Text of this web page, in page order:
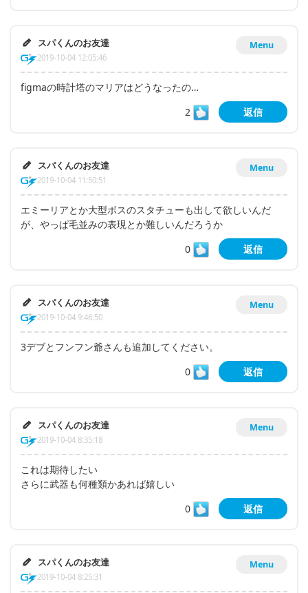
Menu
スパくんのお友達
2019-10-04 12:05:46
figmaの時計塔のマリアはどうなったの…
2
返信
Menu
スパくんのお友達
2019-10-04 11:50:51
エミーリアとか大型ボスのスタチューも出して欲しいんだ
が、やっぱ毛並みの表現とか難しいんだろうか
0
返信
Menu
スパくんのお友達
2019-10-04 9:46:50
3デブとフンフン爺さんも追加してください。
0
返信
Menu
スパくんのお友達
2019-10-04 8:35:18
これは期待したい
さらに武器も何種類かあれば嬉しい
0
返信
Menu
スパくんのお友達
2019-10-04 8:25:31